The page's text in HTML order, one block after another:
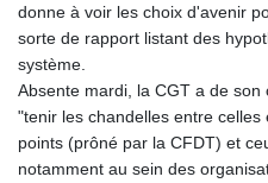
donne à voir les choix d'avenir
sorte de rapport listant des
système.
Absente mardi, la CGT a de
"tenir les chandelles entre
points (prôné par la CFDT) et
notamment au sein des